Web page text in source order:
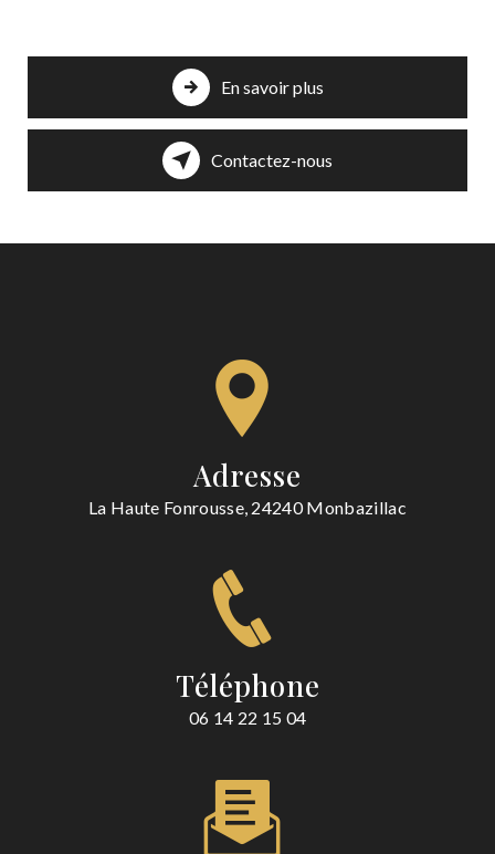
En savoir plus
Contactez-nous
Adresse
La Haute Fonrousse, 24240 Monbazillac
Téléphone
06 14 22 15 04